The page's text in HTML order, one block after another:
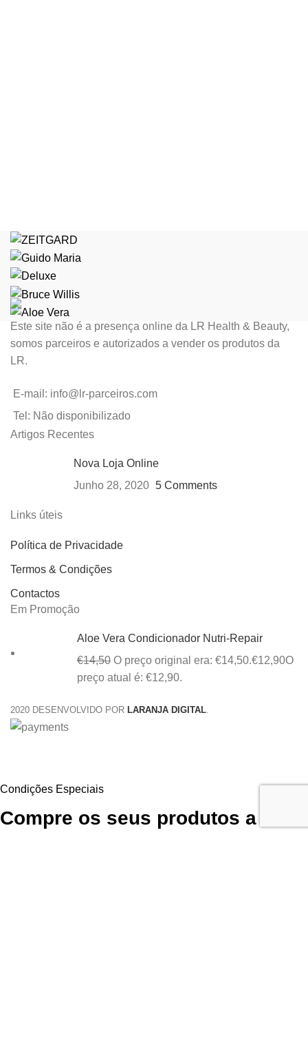
Este site não é a presença online da LR Health & Beauty,
somos parceiros e autorizados a vender os produtos da
LR.
E-mail: info@lr-parceiros.com
Tel: Não disponibilizado
Artigos Recentes
Nova Loja Online
Junho 28, 2020 5 Comments
Links úteis
Política de Privacidade
Termos & Condições
Contactos
Em Promoção
Aloe Vera Condicionador Nutri-Repair
€14,50 O preço original era: €14,50.€12,90O
preço atual é: €12,90.
2020 DESENVOLVIDO POR LARANJA DIGITAL
Condições Especiais
Compre os seus produtos a